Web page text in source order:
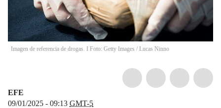
Imagen de referencia de drogas. I Foto: Getty Images / Lucas Ninno
EFE
09/01/2025 - 09:13 GMT-5